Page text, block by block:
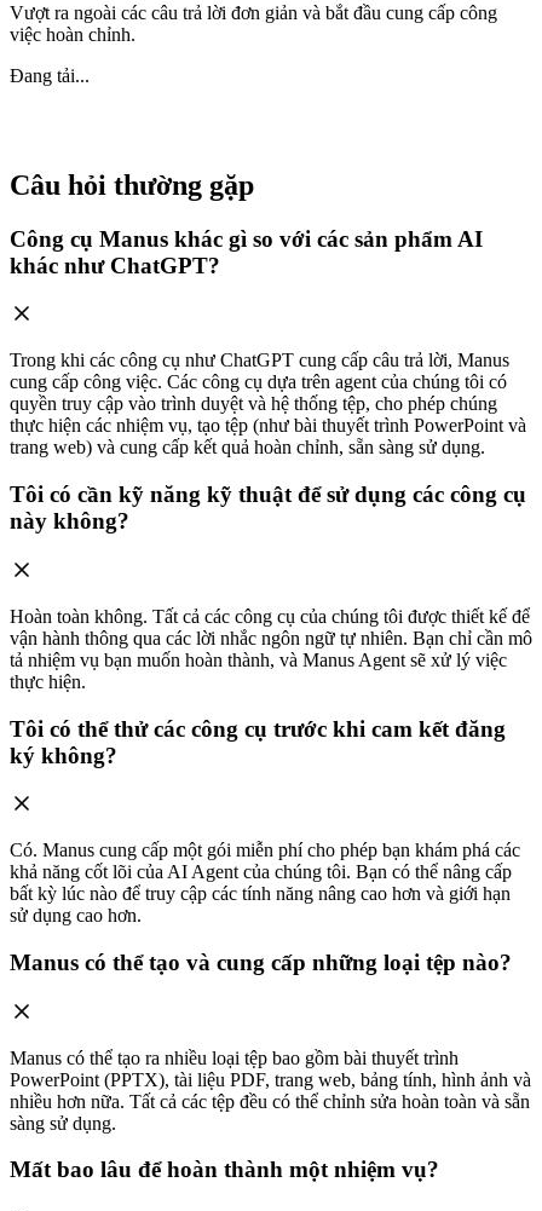
Vượt ra ngoài các câu trả lời đơn giản và bắt đầu cung cấp công
việc hoàn chỉnh.
Đang tải...
Câu hỏi thường gặp
Công cụ Manus khác gì so với các sản phẩm AI
khác như ChatGPT?
Trong khi các công cụ như ChatGPT cung cấp câu trả lời, Manus
cung cấp công việc. Các công cụ dựa trên agent của chúng tôi có
quyền truy cập vào trình duyệt và hệ thống tệp, cho phép chúng
thực hiện các nhiệm vụ, tạo tệp (như bài thuyết trình PowerPoint và
trang web) và cung cấp kết quả hoàn chỉnh, sẵn sàng sử dụng.
Tôi có cần kỹ năng kỹ thuật để sử dụng các công cụ
này không?
Hoàn toàn không. Tất cả các công cụ của chúng tôi được thiết kế để
vận hành thông qua các lời nhắc ngôn ngữ tự nhiên. Bạn chỉ cần mô
tả nhiệm vụ bạn muốn hoàn thành, và Manus Agent sẽ xử lý việc
thực hiện.
Tôi có thể thử các công cụ trước khi cam kết đăng
ký không?
Có. Manus cung cấp một gói miễn phí cho phép bạn khám phá các
khả năng cốt lõi của AI Agent của chúng tôi. Bạn có thể nâng cấp
bất kỳ lúc nào để truy cập các tính năng nâng cao hơn và giới hạn
sử dụng cao hơn.
Manus có thể tạo và cung cấp những loại tệp nào?
Manus có thể tạo ra nhiều loại tệp bao gồm bài thuyết trình
PowerPoint (PPTX), tài liệu PDF, trang web, bảng tính, hình ảnh và
nhiều hơn nữa. Tất cả các tệp đều có thể chỉnh sửa hoàn toàn và sẵn
sàng sử dụng.
Mất bao lâu để hoàn thành một nhiệm vụ?